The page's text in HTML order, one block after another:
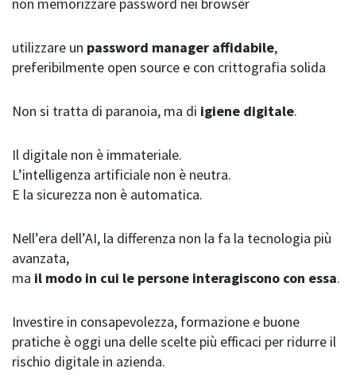
non memorizzare password nei browser
utilizzare un password manager affidabile,
preferibilmente open source e con crittografia solida
Non si tratta di paranoia, ma di igiene digitale.
Il digitale non è immateriale.
L’intelligenza artificiale non è neutra.
E la sicurezza non è automatica.
Nell’era dell’AI, la differenza non la fa la tecnologia più
avanzata,
ma il modo in cui le persone interagiscono con essa.
Investire in consapevolezza, formazione e buone
pratiche è oggi una delle scelte più efficaci per ridurre il
rischio digitale in azienda.